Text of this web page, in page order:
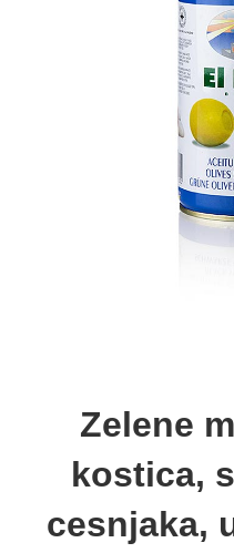
Zelene
kostica,
cesnjaka,